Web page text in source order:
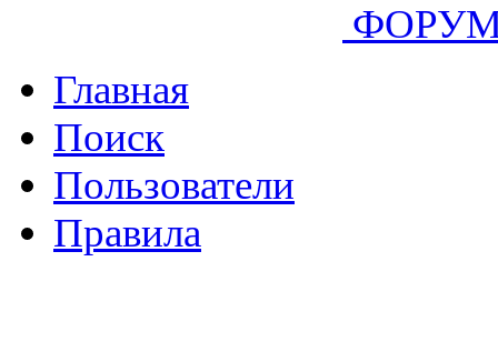
Главная
Поиск
Пользователи
Правила